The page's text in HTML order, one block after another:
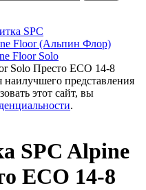
SPC
Floor (Альпин Флор)
Floor Solo
Solo Престо ЕСО 14-8
представления
этот сайт, вы
.
SPC Alpine
ЕСО 14-8